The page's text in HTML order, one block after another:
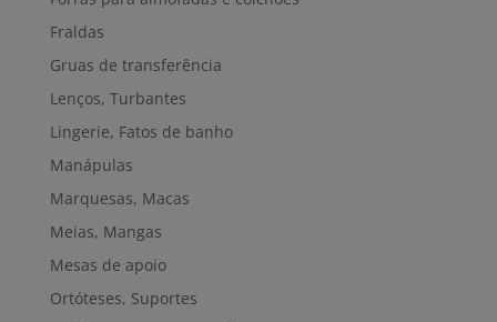
Fraldas
Gruas de transferência
Lenços, Turbantes
Lingerie, Fatos de banho
Manápulas
Marquesas, Macas
Meias, Mangas
Mesas de apoio
Ortóteses, Suportes